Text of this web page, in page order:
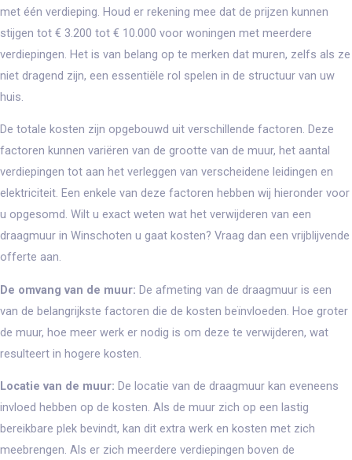
met één verdieping. Houd er rekening mee dat de prijzen kunnen
stijgen tot € 3.200 tot € 10.000 voor woningen met meerdere
verdiepingen. Het is van belang op te merken dat muren, zelfs als ze
niet dragend zijn, een essentiële rol spelen in de structuur van uw
huis.
De totale kosten zijn opgebouwd uit verschillende factoren. Deze
factoren kunnen variëren van de grootte van de muur, het aantal
verdiepingen tot aan het verleggen van verscheidene leidingen en
elektriciteit. Een enkele van deze factoren hebben wij hieronder voor
u opgesomd. Wilt u exact weten wat het verwijderen van een
draagmuur in Winschoten u gaat kosten? Vraag dan een vrijblijvende
offerte aan.
De omvang van de muur: De afmeting van de draagmuur is een
van de belangrijkste factoren die de kosten beïnvloeden. Hoe groter
de muur, hoe meer werk er nodig is om deze te verwijderen, wat
resulteert in hogere kosten.
Locatie van de muur: De locatie van de draagmuur kan eveneens
invloed hebben op de kosten. Als de muur zich op een lastig
bereikbare plek bevindt, kan dit extra werk en kosten met zich
meebrengen. Als er zich meerdere verdiepingen boven de